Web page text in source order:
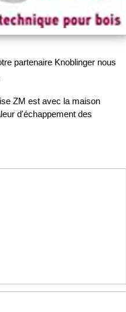
partenaire Knoblinger nous
ZM est avec la maison
d'échappement des